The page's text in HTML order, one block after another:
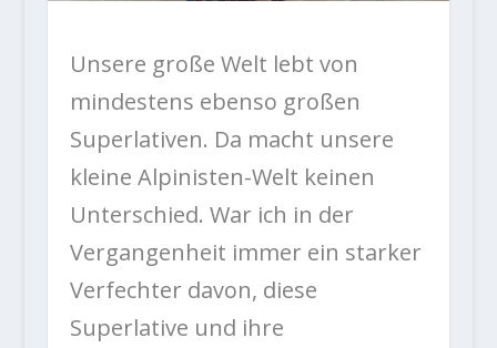
Unsere große Welt lebt von
mindestens ebenso großen
Superlativen. Da macht unsere
kleine Alpinisten-Welt keinen
Unterschied. War ich in der
Vergangenheit immer ein starker
Verfechter davon, diese
Superlative und ihre